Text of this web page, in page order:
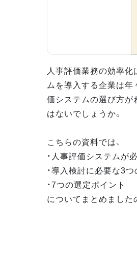
人事評価業務の効率化
ムを導入する企業は年
価システムの選び方が
はないでしょうか。
こちらの資料では、
・人事評価システムが
・導入検討に必要な3
・7つの選定ポイント
についてまとめました